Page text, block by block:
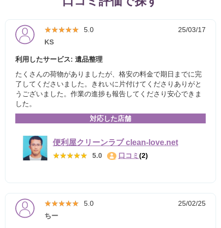
★★★★★
★★★★★ 5.0
25/03/17
KS
利用したサービス: 遺品整理
たくさんの荷物がありましたが、格安の料金で期日までに完
了してくださいました。きれいに片付けてくださりありがと
うございました。作業の進捗も報告してくださり安心できま
した。
対応した店舗
便利屋クリーンラブ clean-love.net
★★★★★
★★★★★ 5.0 口コミ (2)
★★★★★
★★★★★ 5.0
25/02/25
ちー